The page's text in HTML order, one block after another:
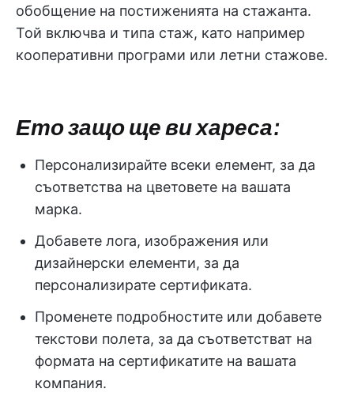
обобщение на постиженията на стажанта.
Той включва и типа стаж, като например
кооперативни програми или летни стажове.
Ето защо ще ви хареса:
Персонализирайте всеки елемент, за да
съответства на цветовете на вашата
марка.
Добавете лога, изображения или
дизайнерски елементи, за да
персонализирате сертификата.
Променете подробностите или добавете
текстови полета, за да съответстват на
формата на сертификатите на вашата
компания.